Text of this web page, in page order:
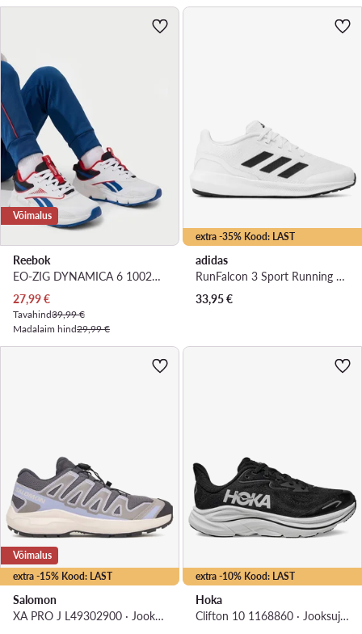
Võimalus
Reebok
EO-ZIG DYNAMICA 6 100247310 · Jooksujalatsid
Praegune hind
27,99€
Tavahind39,99 €
Madalaim hind29,99 €
extra -35% Kood: LAST
adidas
RunFalcon 3 Sport Running Lace Shoes HP5844 · Jooksujalatsid
33,95€
extra -15% Kood: LAST
Võimalus
Salomon
XA PRO J L49302900 · Jooksujalatsid
extra -10% Kood: LAST
Hoka
Clifton 10 1168860 · Jooksujalatsid